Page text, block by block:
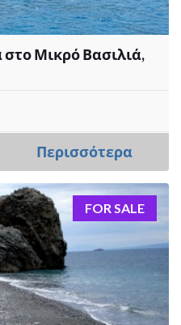
Μικρό Βασιλιά,
Περισσότερα
FOR SALE